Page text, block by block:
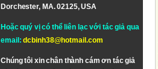
Dorchester, MA. 02125, USA
Hoặc quý vị có thể liên lạc với tác giả qua
email:dcbinh38@hotmail.com
Chúng tôi xin chân thành cám ơn tác giả